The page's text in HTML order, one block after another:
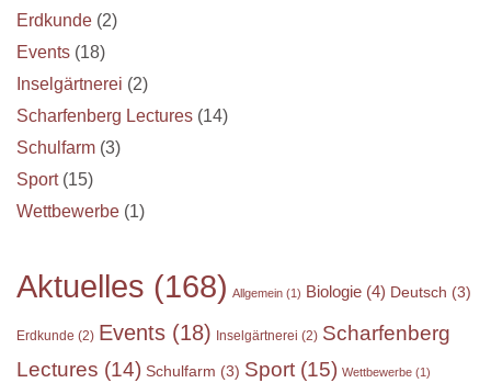
Erdkunde (2)
Events (18)
Inselgärtnerei (2)
Scharfenberg Lectures (14)
Schulfarm (3)
Sport(15)
Wettbewerbe (1)
Aktuelles (168) Allgemein (1) Biologie (4) Deutsch (3)
Erdkunde (2) Events (18) Inselgärtnerei (2) Scharfenberg
Lectures (14) Schulfarm (3) Sport (15) Wettbewerbe (1)